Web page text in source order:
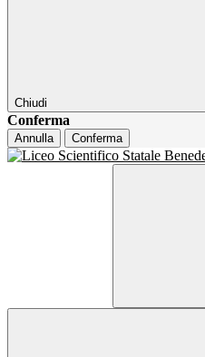
Chiudi
Conferma
Annulla Conferma